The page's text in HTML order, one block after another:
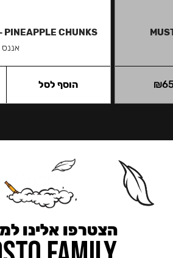
₪
PINEAPPLE CHUNKS
אננס
הוסף לסל
הצטרפו אלינו